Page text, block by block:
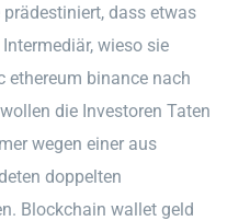
dass etwas
wieso sie
ethereum binance nach
die Investoren Taten
wegen einer aus
doppelten
Blockchain wallet geld